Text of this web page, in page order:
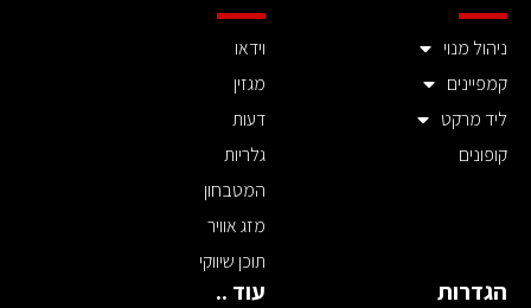
ניהול מנוי
קמפיינים
ליד מרקט
קופונים
וידאו
מגזין
דעות
גלריות
המטבחון
מזג אוויר
תוכן שיווקי
הגדרות עוד ..